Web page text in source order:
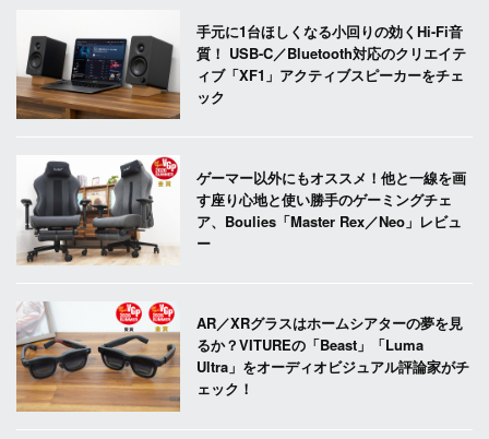
手元に1台ほしくなる小回りの効くHi-Fi音
質！ USB-C／Bluetooth対応のクリエイテ
ィブ「XF1」アクティブスピーカーをチェ
ック
ゲーマー以外にもオススメ！他と一線を画
す座り心地と使い勝手のゲーミングチェ
ア、Boulies「Master Rex／Neo」レビュ
ー
AR／XRグラスはホームシアターの夢を見
るか？VITUREの「Beast」「Luma
Ultra」をオーディオビジュアル評論家がチ
ェック！